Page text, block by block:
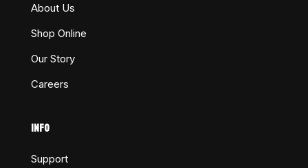
About Us
Shop Online
Our Story
Careers
INFO
Support